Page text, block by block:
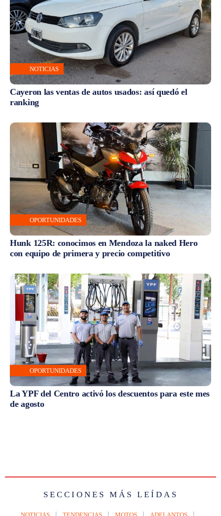
NOTICIAS
Cayeron las ventas de autos usados: así quedó el
ranking
OPORTUNIDADES
Hunk 125R: conocimos en Mendoza la naked Hero
con equipo de primera y precio competitivo
OPORTUNIDADES
La YPF del Centro activó los descuentos para este mes
de agosto
SECCIONES MÁS LEÍDAS